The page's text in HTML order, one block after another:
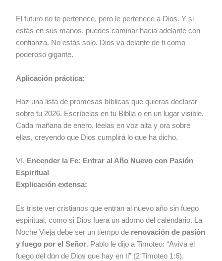
El futuro no te pertenece, pero le pertenece a Dios. Y si
estás en sus manos, puedes caminar hacia adelante con
confianza. No estás solo. Dios va delante de ti como
poderoso gigante.
Aplicación práctica:
Haz una lista de promesas bíblicas que quieras declarar
sobre tu 2026. Escríbelas en tu Biblia o en un lugar visible.
Cada mañana de enero, léelas en voz alta y ora sobre
ellas, creyendo que Dios cumplirá lo que ha dicho.
VI. Encender la Fe: Entrar al Año Nuevo con Pasión
Espiritual
Explicación extensa:
Es triste ver cristianos que entran al nuevo año sin fuego
espiritual, como si Dios fuera un adorno del calendario. La
Noche Vieja debe ser un tiempo de renovación de pasión
y fuego por el Señor. Pablo le dijo a Timoteo: “Aviva el
fuego del don de Dios que hay en ti” (2 Timoteo 1:6).